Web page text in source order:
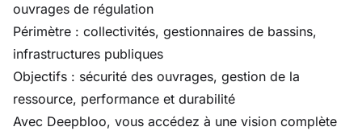
ouvrages de régulation
Périmètre : collectivités, gestionnaires de bassins,
infrastructures publiques
Objectifs : sécurité des ouvrages, gestion de la
ressource, performance et durabilité
Avec Deepbloo, vous accédez à une vision complète